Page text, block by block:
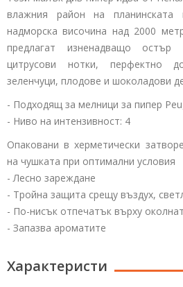
влажния район на планинската
надморска височина над 2000
предлагат изненадващо
цитрусови нотки, перфектно
зеленчуци, плодове и шоколадови
- Подходящ за мелници за пипер
- Ниво на интензивност: 4
Опаковани в херметически
на чушката при оптимални условия
- Лесно зареждане
- Тройна защита срещу въздух,
- По-нисък отпечатък върху
- Запазва ароматите
Характеристи